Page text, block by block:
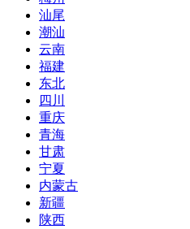
汕尾
潮汕
云南
福建
东北
四川
重庆
青海
甘肃
宁夏
内蒙古
新疆
陕西